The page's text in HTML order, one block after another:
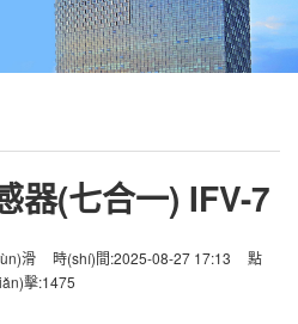
器(七合一) IFV-7
滑 時(shí)間:2025-08-27 17:13
點
擊:1475